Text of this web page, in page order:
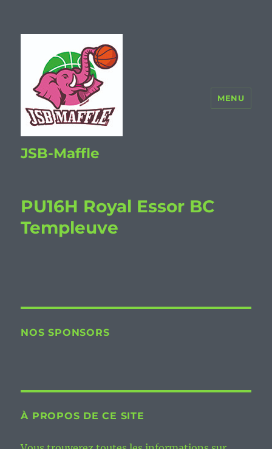
JSB-Maffle
MENU
PU16H Royal Essor BC
Templeuve
NOS SPONSORS
À PROPOS DE CE SITE